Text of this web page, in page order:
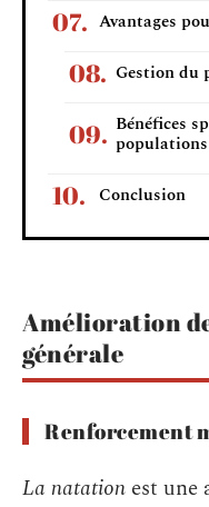
Avantages
Gestion du
Bénéfices
populations
Conclusion
Amélioration
générale
Renforcement
La natation est une